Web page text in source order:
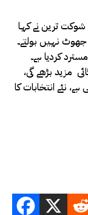
شوکت ترین نے کہا
جھوٹ نہیں بولتے۔
کردیا ہے۔
مزید بڑھے گی،
نئے انتخابات کا